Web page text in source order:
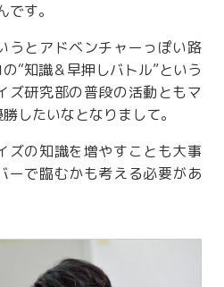
す。
うとアドベンチャーっぽい路
“知識＆早押しバトル”という
ズ研究部の普段の活動ともマ
したいなとなりまして。
ズの知識を増やすことも大事
ーで臨むかも考える必要があ